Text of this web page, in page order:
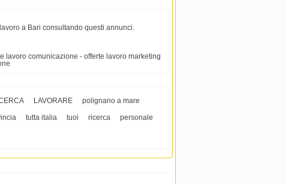
a Bari consultando questi annunci.
lavoro comunicazione - offerte lavoro marketing
LAVORARE
polignano a mare
tutta italia tuoi ricerca
personale